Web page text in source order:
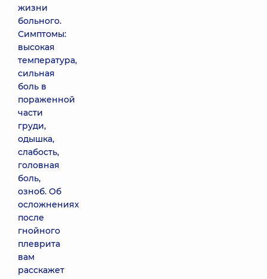
жизни
больного.
Симптомы:
высокая
температура,
сильная
боль в
пораженной
части
груди,
одышка,
слабость,
головная
боль,
озноб. Об
осложнениях
после
гнойного
плеврита
вам
расскажет